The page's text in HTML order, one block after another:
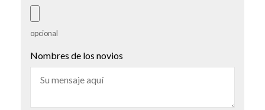
opcional
Nombres de los novios